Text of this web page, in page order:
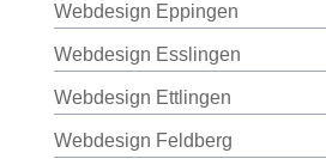
Webdesign Eppingen
Webdesign Esslingen
Webdesign Ettlingen
Webdesign Feldberg